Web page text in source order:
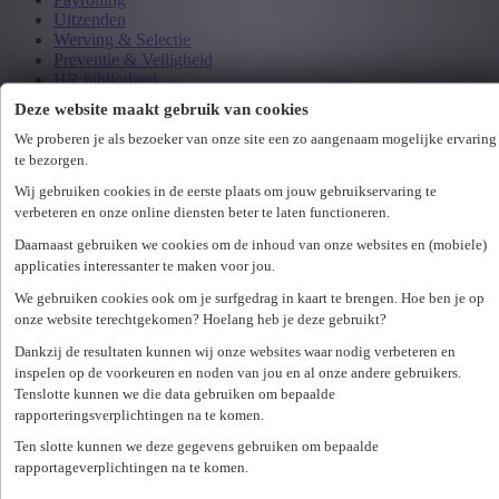
Deze website maakt gebruik van cookies
We proberen je als bezoeker van onze site een zo aangenaam mogelijke ervaring
te bezorgen.
Wij gebruiken cookies in de eerste plaats om jouw gebruikservaring te
verbeteren en onze online diensten beter te laten functioneren.
Daarnaast gebruiken we cookies om de inhoud van onze websites en (mobiele)
applicaties interessanter te maken voor jou.
We gebruiken cookies ook om je surfgedrag in kaart te brengen. Hoe ben je op
onze website terechtgekomen? Hoelang heb je deze gebruikt?
Dankzij de resultaten kunnen wij onze websites waar nodig verbeteren en
inspelen op de voorkeuren en noden van jou en al onze andere gebruikers.
Tenslotte kunnen we die data gebruiken om bepaalde
rapporteringsverplichtingen na te komen.
Ten slotte kunnen we deze gegevens gebruiken om bepaalde
rapportageverplichtingen na te komen.
Uitzenden
Werving & Selectie
Preventie & Veiligheid
HR bibliotheek
Webinar bibliotheek
Aanmelden
nl
fr
nl
fr
Loading...
Human Resources
Hr-medewerkers gezocht? Unique HR is uw rekruteringspartner
voor hr-vacatures. Ontdek onze portefeuille van hr-professionals.